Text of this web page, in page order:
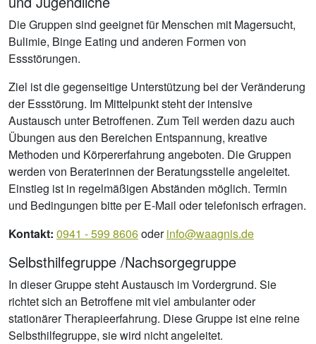
Die Gruppen sind geeignet für Menschen mit Magersucht,
Bulimie, Binge Eating und anderen Formen von
Essstörungen.
Ziel ist die gegenseitige Unterstützung bei der Veränderung
der Essstörung. Im Mittelpunkt steht der intensive
Austausch unter Betroffenen. Zum Teil werden dazu auch
Übungen aus den Bereichen Entspannung, kreative
Methoden und Körpererfahrung angeboten. Die Gruppen
werden von Beraterinnen der Beratungsstelle angeleitet.
Einstieg ist in regelmäßigen Abständen möglich. Termin
und Bedingungen bitte per E-Mail oder telefonisch erfragen.
Kontakt: 0941 - 599 8606oderinfo@waagnis.de
Selbsthilfegruppe /Nachsorgegruppe
In dieser Gruppe steht Austausch im Vordergrund. Sie
richtet sich an Betroffene mit viel ambulanter oder
stationärer Therapieerfahrung. Diese Gruppe ist eine reine
Selbsthilfegruppe, sie wird nicht angeleitet.